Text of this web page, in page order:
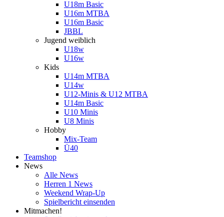
U18m Basic
U16m MTBA
U16m Basic
JBBL
Jugend weiblich
U18w
U16w
Kids
U14m MTBA
U14w
U12-Minis & U12 MTBA
U14m Basic
U10 Minis
U8 Minis
Hobby
Mix-Team
Ü40
Teamshop
News
Alle News
Herren 1 News
Weekend Wrap-Up
Spielbericht einsenden
Mitmachen!